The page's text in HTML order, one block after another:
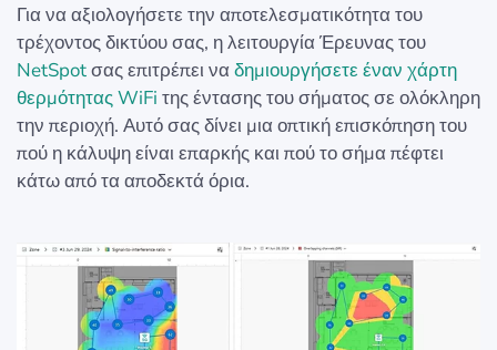
Για να αξιολογήσετε την αποτελεσματικότητα του
τρέχοντος δικτύου σας, η λειτουργία Έρευνας του
NetSpotσας επιτρέπει ναδημιουργήσετε έναν χάρτη
θερμότητας WiFi της έντασης του σήματος σε ολόκληρη
την περιοχή. Αυτό σας δίνει μια οπτική επισκόπηση του
πού η κάλυψη είναι επαρκής και πού το σήμα πέφτει
κάτω από τα αποδεκτά όρια.